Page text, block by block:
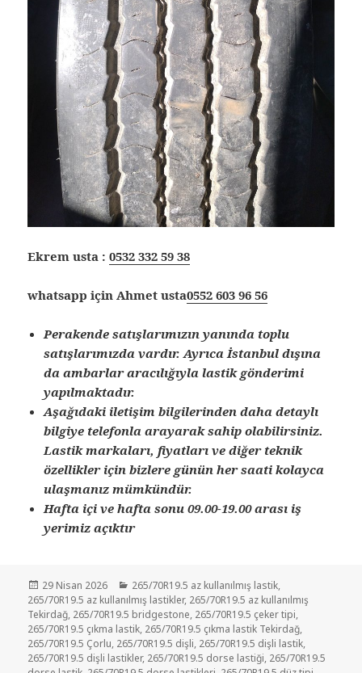
Ekrem usta :0532 332 59 38
whatsapp için Ahmet usta0552 603 96 56
Perakende satışlarımızın yanında toplu
satışlarımızda vardır. Ayrıca İstanbul dışına
da ambarlar aracılığıyla lastik gönderimi
yapılmaktadır.
Aşağıdaki iletişim bilgilerinden daha detaylı
bilgiye telefonla arayarak sahip olabilirsiniz.
Lastik markaları, fiyatları ve diğer teknik
özellikler için bizlere günün her saati kolayca
ulaşmanız mümkündür.
Hafta içi ve hafta sonu 09.00-19.00 arası iş
yerimiz açıktır
Yayın
tarihi
29 Nisan 2026 Kategoriler
265/70R19.5 az kullanılmış lastik,
265/70R19.5 az kullanılmış lastikler, 265/70R19.5 az kullanılmış
Tekirdağ, 265/70R19.5 bridgestone, 265/70R19.5 çeker tipi,
265/70R19.5 çıkma lastik, 265/70R19.5 çıkma lastik Tekirdağ,
265/70R19.5 Çorlu, 265/70R19.5 dişli, 265/70R19.5 dişli lastik,
265/70R19.5 dişli lastikler, 265/70R19.5 dorse lastiği, 265/70R19.5